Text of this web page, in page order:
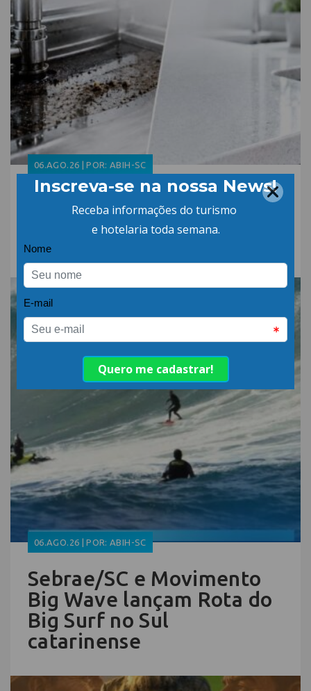
06.AGO.26 | POR: ABIH-SC
Qual a diferença entre
detergente alcalino e
neutro?
06.AGO.26 | POR: ABIH-SC
Sebrae/SC e Movimento
Big Wave lançam Rota do
Big Surf no Sul
catarinense